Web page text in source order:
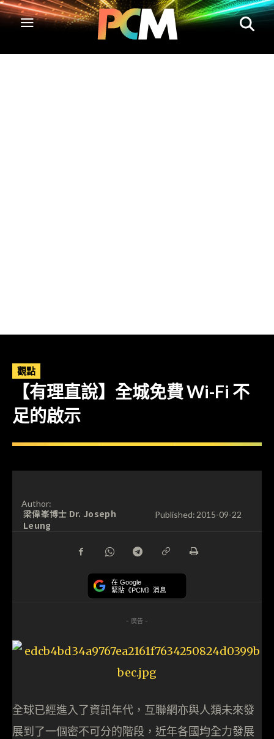
觀點
【有理直說】全城免費 Wi-Fi 不
足的啟示
Author:
梁偉峯博士 Dr. Joseph
Leung
Published: 2015-09-22
在 Google
緊貼《PCM》消息
- 廣告 -
全球已經進入了資訊年代，互聯網亦與人類未來發
展到了一個密不可分的階段，近年各國均全力發展